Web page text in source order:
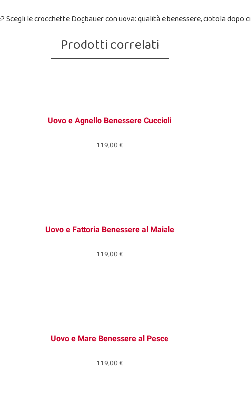
le crocchette Dogbauer con uova: qualità e benessere, ciotola dopo
Prodotti correlati
Uovo e Agnello Benessere Cuccioli
119,00 €
Uovo e Fattoria Benessere al Maiale
119,00 €
Uovo e Mare Benessere al Pesce
119,00 €